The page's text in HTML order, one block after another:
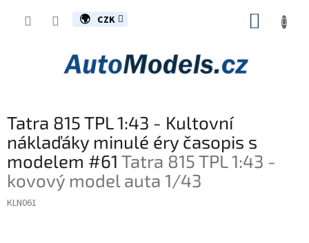
CZK
Tatra 815 TPL 1:43 - Kultovní
náklaďáky minulé éry časopis s
modelem #61 Tatra 815 TPL 1:43 -
kovový model auta 1/43
KLN061